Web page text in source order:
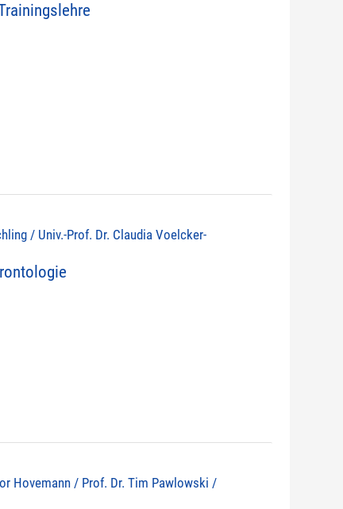
/ Univ.-Prof. Dr. Claudia Voelcker-
Hovemann / Prof. Dr. Tim Pawlowski /